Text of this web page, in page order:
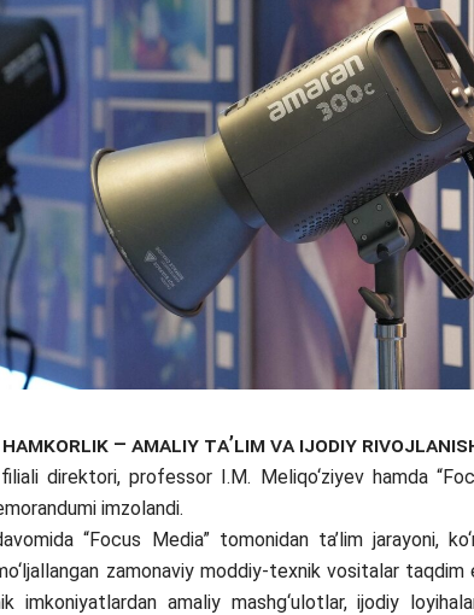
Hamkorlik – amaliy ta’lim va ijodiy
direktori, professor I.M. Meliqo‘ziyev hamda
imzolandi.
“Focus Media” tomonidan ta’lim jarayoni,
mo‘ljallangan zamonaviy moddiy-texnik
imkoniyatlardan amaliy mashg‘ulotlar, ijodiy